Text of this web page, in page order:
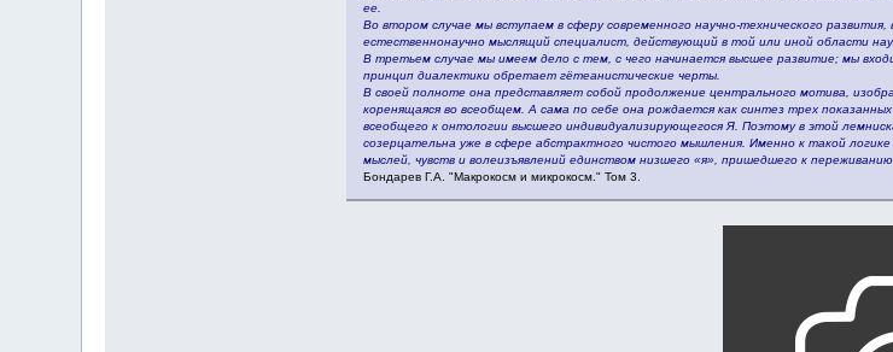
ее.
Во втором случае мы вступаем в сферу современного научно-технического
естественнонаучно мыслящий специалист, действующий в той или иной области
В третьем случае мы имеем дело с тем, с чего начинается высшее развитие; мы
принцип диалектики обретает гётеанистические черты.
В своей полноте она представляет собой продолжение центрального мотива,
коренящаяся во всеобщем. А сама по себе она рождается как синтез трех
всеобщего к онтологии высшего индивидуализирующегося Я. Поэтому в этой
созерцательна уже в сфере абстрактного чистого мышления. Именно к такой
мыслей, чувств и волеизъявлений единством низшего «я», пришедшего к
Бондарев Г.А. "Макрокосм и микрокосм." Том 3.